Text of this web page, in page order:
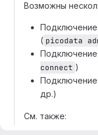
Возможны
Подключение
( picodata
Подключение
connect )
др.)
См. также: